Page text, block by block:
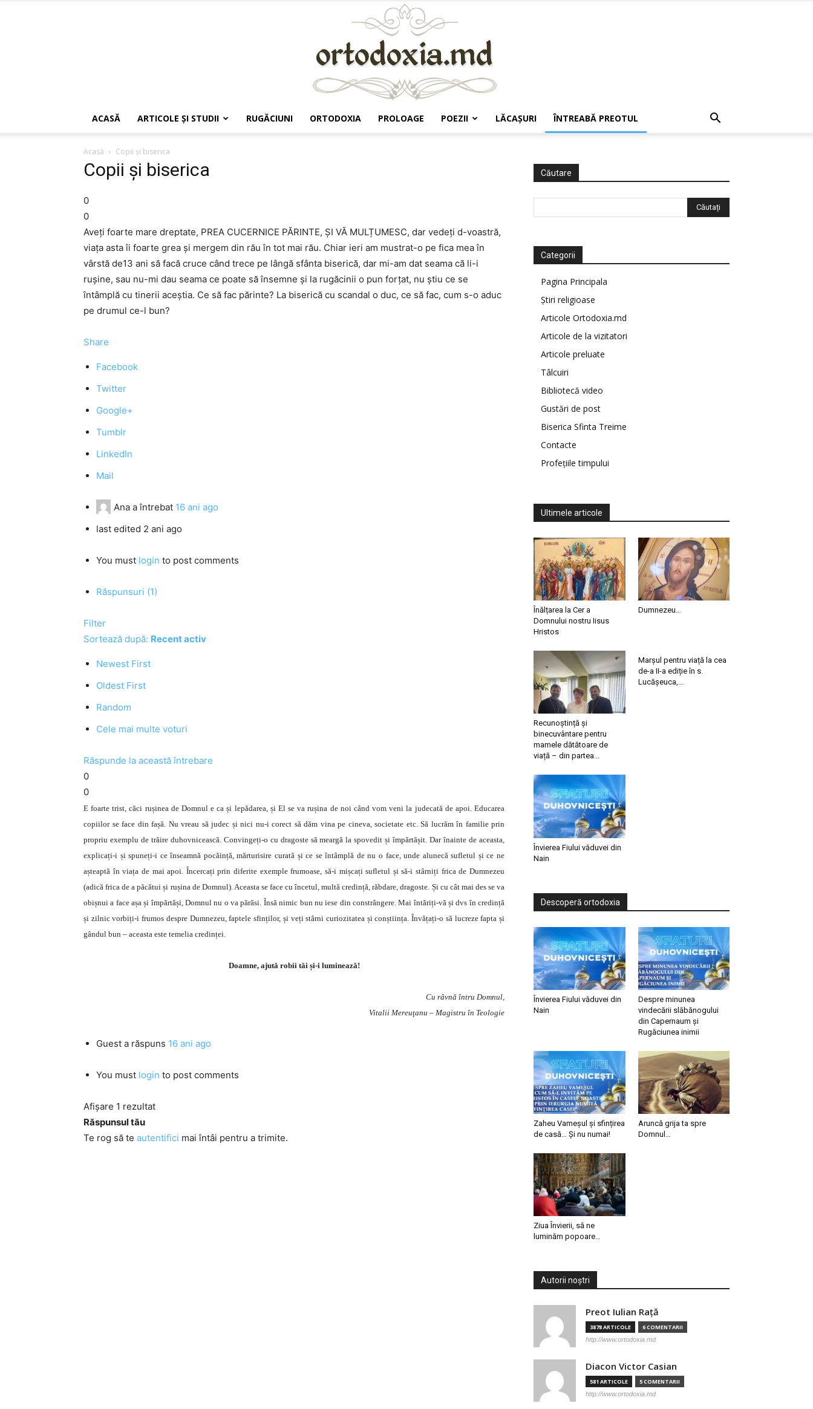
ACASĂ ARTICOLE ŞI STUDII RUGĂCIUNI ORTODOXIA PROLOAGE POEZII LĂCAŞURI ÎNTREABĂ PREOTUL
Acasă Copii și biserica
Copii și biserica
0
0
Aveți foarte mare dreptate, PREA CUCERNICE PĂRINTE, ȘI VĂ MULȚUMESC, dar vedeți d-voastră,
viața asta îi foarte grea și mergem din rău în tot mai rău. Chiar ieri am mustrat-o pe fica mea în
vârstă de13 ani să facă cruce când trece pe lângă sfânta biserică, dar mi-am dat seama că li-i
rușine, sau nu-mi dau seama ce poate să însemne și la rugăcinii o pun forțat, nu știu ce se
întâmplă cu tinerii aceștia. Ce să fac părinte? La biserică cu scandal o duc, ce să fac, cum s-o aduc
pe drumul ce-l bun?
Share
Facebook
Twitter
Google+
Tumblr
LinkedIn
Mail
Ana a întrebat 16 ani ago
last edited 2 ani ago
You must login to post comments
Răspunsuri (1)
Filter
Sortează după: Recent activ
Newest First
Oldest First
Random
Cele mai multe voturi
Răspunde la această întrebare
0
0
E foarte trist, căci rușinea de Domnul e ca și lepădarea, și El se va rușina de noi când vom veni la judecată de apoi. Educarea
copiilor se face din fașă. Nu vreau să judec și nici nu-i corect să dăm vina pe cineva, societate etc. Să lucrăm în familie prin
propriu exemplu de trăire duhovnicească. Convingeți-o cu dragoste să meargă la spovedit și împărtășit. Dar înainte de aceasta,
explicați-i și spuneți-i ce înseamnă pocăință, mărturisire curată și ce se întâmplă de nu o face, unde alunecă sufletul și ce ne
așteaptă în viața de mai apoi. Încercați prin diferite exemple frumoase, să-i mișcați sufletul și să-i stârniți frica de Dumnezeu
(adică frica de a păcătui și rușina de Domnul). Aceasta se face cu încetul, multă credință, răbdare, dragoste. Și cu cât mai des se va
obișnui a face așa și împărtăși, Domnul nu o va părăsi. Însă nimic bun nu iese din constrângere. Mai întăriți-vă și dvs în credință
și zilnic vorbiți-i frumos despre Dumnezeu, faptele sfinților, și veți stârni curiozitatea și conștiința. Învățați-o să lucreze fapta și
gândul bun – aceasta este temelia credinței.
Doamne, ajută robii tăi și-i luminează!
Cu râvnă întru Domnul,
Vitalii Mereuţanu – Magistru în Teologie
Guest a răspuns 16 ani ago
You must login to post comments
Afișare 1 rezultat
Răspunsul tău
Te rog să te autentifici mai întâi pentru a trimite.
Căutare
Categorii
Pagina Principala
Știri religioase
Articole Ortodoxia.md
Articole de la vizitatori
Articole preluate
Tâlcuiri
Bibliotecă video
Gustări de post
Biserica Sfinta Treime
Contacte
Profețiile timpului
Ultimele articole
Înălțarea la Cer a
Domnului nostru Iisus
Hristos
Dumnezeu…
Recunoștință și
binecuvântare pentru
mamele dătătoare de
viață – din partea...
Marșul pentru viață la cea
de-a II-a ediție în s.
Lucășeuca,...
Învierea Fiului văduvei din
Nain
Descoperă ortodoxia
Învierea Fiului văduvei din
Nain
Despre minunea
vindecării slăbănogului
din Capernaum și
Rugăciunea inimii
Zaheu Vameșul și sfințirea
de casă… Și nu numai!
Aruncă grija ta spre
Domnul…
Ziua Învierii, să ne
luminăm popoare…
Autorii noștri
Preot Iulian Raţă
3878 ARTICOLE 6 COMENTARII
http://www.ortodoxia.md
Diacon Victor Casian
581 ARTICOLE 5 COMENTARII
http://www.ortodoxia.md